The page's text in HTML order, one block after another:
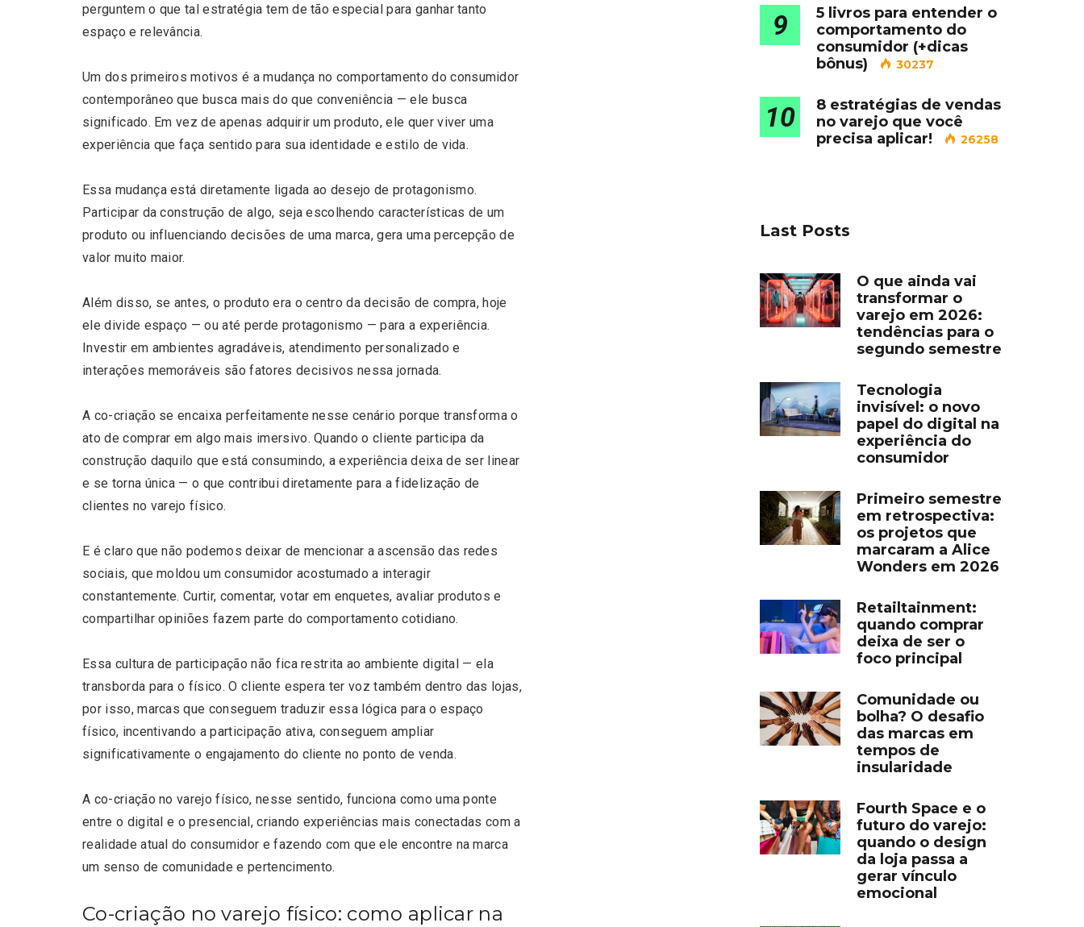
perguntem o que tal estratégia tem de tão especial para ganhar tanto
espaço e relevância.
Um dos primeiros motivos é a mudança no comportamento do consumidor
contemporâneo que busca mais do que conveniência — ele busca
significado. Em vez de apenas adquirir um produto, ele quer viver uma
experiência que faça sentido para sua identidade e estilo de vida.
Essa mudança está diretamente ligada ao desejo de protagonismo.
Participar da construção de algo, seja escolhendo características de um
produto ou influenciando decisões de uma marca, gera uma percepção de
valor muito maior.
Além disso, se antes, o produto era o centro da decisão de compra, hoje
ele divide espaço — ou até perde protagonismo — para a experiência.
Investir em ambientes agradáveis, atendimento personalizado e
interações memoráveis são fatores decisivos nessa jornada.
A co-criação se encaixa perfeitamente nesse cenário porque transforma o
ato de comprar em algo mais imersivo. Quando o cliente participa da
construção daquilo que está consumindo, a experiência deixa de ser linear
e se torna única — o que contribui diretamente para a fidelização de
clientes no varejo físico.
E é claro que não podemos deixar de mencionar a ascensão das redes
sociais, que moldou um consumidor acostumado a interagir
constantemente. Curtir, comentar, votar em enquetes, avaliar produtos e
compartilhar opiniões fazem parte do comportamento cotidiano.
Essa cultura de participação não fica restrita ao ambiente digital — ela
transborda para o físico. O cliente espera ter voz também dentro das lojas,
por isso, marcas que conseguem traduzir essa lógica para o espaço
físico, incentivando a participação ativa, conseguem ampliar
significativamente o engajamento do cliente no ponto de venda.
A co-criação no varejo físico, nesse sentido, funciona como uma ponte
entre o digital e o presencial, criando experiências mais conectadas com a
realidade atual do consumidor e fazendo com que ele encontre na marca
um senso de comunidade e pertencimento.
Co-criação no varejo físico: como aplicar na
9
5 livros para entender o
comportamento do
consumidor (+dicas
bônus)
30237
10
8 estratégias de vendas
no varejo que você
precisa aplicar!
26258
Last Posts
O que ainda vai
transformar o
varejo em 2026:
tendências para o
segundo semestre
Tecnologia
invisível: o novo
papel do digital na
experiência do
consumidor
Primeiro semestre
em retrospectiva:
os projetos que
marcaram a Alice
Wonders em 2026
Retailtainment:
quando comprar
deixa de ser o
foco principal
Comunidade ou
bolha? O desafio
das marcas em
tempos de
insularidade
Fourth Space e o
futuro do varejo:
quando o design
da loja passa a
gerar vínculo
emocional
Most Popular Topics
Editor Picks